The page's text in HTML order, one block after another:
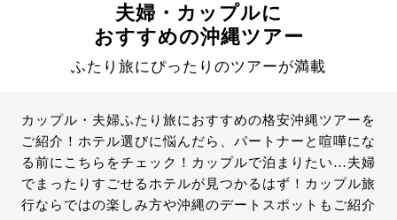
夫婦・カップルに
おすすめの沖縄ツアー
ふたり旅にぴったりのツアーが満載
カップル・夫婦ふたり旅におすすめの格安沖縄ツアーを
ご紹介！ホテル選びに悩んだら、パートナーと喧嘩にな
る前にこちらをチェック！カップルで泊まりたい…夫婦
でまったりすごせるホテルが見つかるはず！カップル旅
行ならではの楽しみ方や沖縄のデートスポットもご紹介